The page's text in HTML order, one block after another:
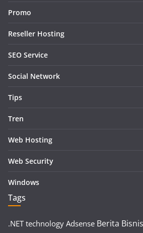
Promo
Reseller Hosting
SEO Service
Social Network
Tips
Tren
Web Hosting
Web Security
Windows
Tags
.NET technology Adsense Berita Bisnis